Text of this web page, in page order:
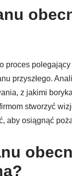
proces
przyszłego.
z jakimi
stworzyć
aby osiągnąć